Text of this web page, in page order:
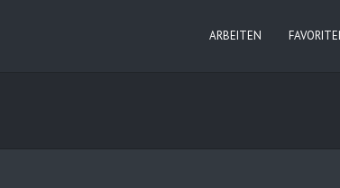
ARBEITEN